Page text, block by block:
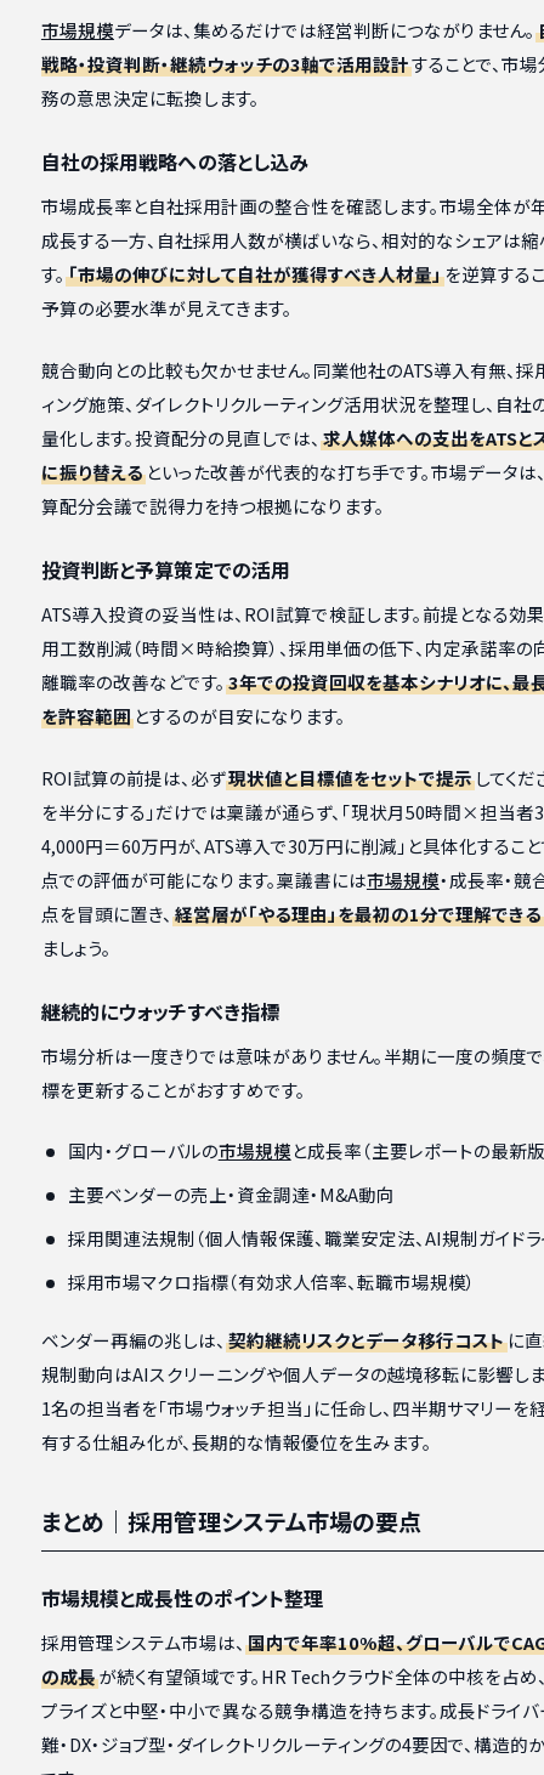
市場規模データは、集めるだけでは経営判断につながりません。
戦略・投資判断・継続ウォッチの3軸で活用設計することで、市
務の意思決定に転換します。
自社の採用戦略への落とし込み
市場成長率と自社採用計画の整合性を確認します。市場全体が
成長する一方、自社採用人数が横ばいなら、相対的なシェアは縮
す。 「市場の伸びに対して自社が獲得すべき人材量」を逆算する
予算の必要水準が見えてきます。
競合動向との比較も欠かせません。同業他社のATS導入有無、採
ィング施策、ダイレクトリクルーティング活用状況を整理し、自社
量化します。投資配分の見直しでは、 求人媒体への支出をATSと
に振り替えるといった改善が代表的な打ち手です。市場データは
算配分会議で説得力を持つ根拠になります。
投資判断と予算策定での活用
ATS導入投資の妥当性は、ROI試算で検証します。前提となる効
用工数削減（時間×時給換算）、採用単価の低下、内定承諾率の
離職率の改善などです。 3年での投資回収を基本シナリオに、最
を許容範囲とするのが目安になります。
ROI試算の前提は、必ず現状値と目標値をセットで提示してくだ
を半分にする」だけでは稟議が通らず、「現状月50時間×担当
4,000円＝60万円が、ATS導入で30万円に削減」と具体化すること
点での評価が可能になります。稟議書には市場規模・成長率・
点を冒頭に置き、 経営層が「やる理由」を最初の1分で理解できる
ましょう。
継続的にウォッチすべき指標
市場分析は一度きりでは意味がありません。半期に一度の頻度
標を更新することがおすすめです。
国内・グローバルの市場規模と成長率（主要レポートの最新版
主要ベンダーの売上・資金調達・M&A動向
採用関連法規制（個人情報保護、職業安定法、AI規制ガイドラ
採用市場マクロ指標（有効求人倍率、転職市場規模）
ベンダー再編の兆しは、 契約継続リスクとデータ移行コストに直
規制動向はAIスクリーニングや個人データの越境移転に影響し
1名の担当者を「市場ウォッチ担当」に任命し、四半期サマリーを
有する仕組み化が、長期的な情報優位を生みます。
まとめ｜採用管理システム市場の要点
市場規模と成長性のポイント整理
採用管理システム市場は、 国内で年率10%超、グローバルで
の成長が続く有望領域です。HR Techクラウド全体の中核を占め
プライズと中堅・中小で異なる競争構造を持ちます。成長ドライ
難・DX・ジョブ型・ダイレクトリクルーティングの4要因で、構造的